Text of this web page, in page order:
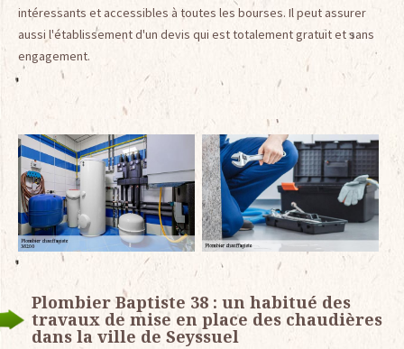
intéressants et accessibles à toutes les bourses. Il peut assurer
aussi l'établissement d'un devis qui est totalement gratuit et sans
engagement.
Plombier Baptiste 38 : un habitué des
travaux de mise en place des chaudières
dans la ville de Seyssuel